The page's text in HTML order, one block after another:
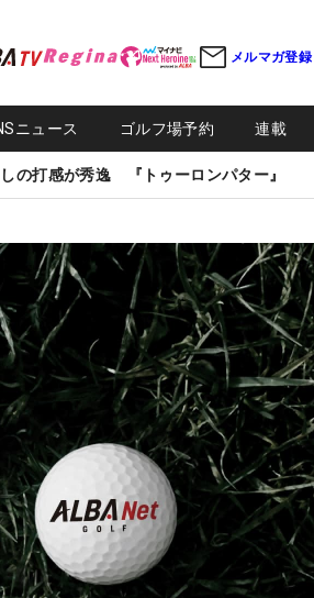
メルマガ登録
ニュース ゴルフ場予約 連載
の打感が秀逸 『トゥーロンパター』